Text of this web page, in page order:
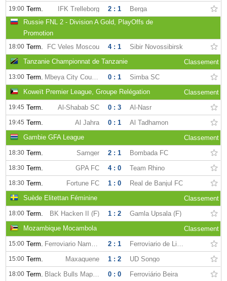
19:00 Term. IFK Trelleborg 2 : 1
Berga
Russie FNL 2 - Division A Gold, PlayOffs de
Promotion
18:00 Term. FC Veles Moscou 4 : 1
Sibir Novossibirsk
Tanzanie Championnat de Tanzanie
Classement
13:00 Term. Mbeya City Council FC 0 : 1
Simba SC
Koweït Premier League, Groupe Relégation
Classement
19:45 Term. Al-Shabab SC 0 : 3 Al-Nasr
19:45 Term. Al Jahra 0 : 1
Al Tadhamon
Gambie GFA League
Classement
18:30 Term. Samger 2 : 1 Bombada FC
18:30 Term. GPA FC 4 : 0 Team Rhino
18:30 Term. Fortune FC 1 : 0
Real de Banjul FC
Suède Elitettan Féminine
Classement
18:00 Term. BK Hacken II (F) 1 : 2
Gamla Upsala (F)
Mozambique Mocambola
Classement
15:00 Term. Ferroviario Nampula 2 : 1 Ferroviario de Lichinga
15:00 Term. Maxaquene 1 : 2 UD Songo
18:00 Term. Black Bulls Maputo 0 : 0
Ferroviário Beira